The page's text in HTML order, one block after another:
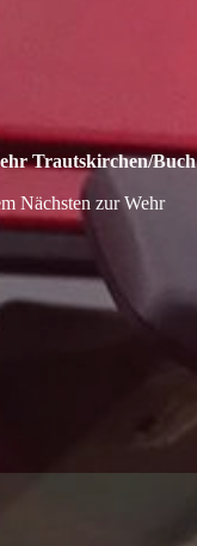
Trautskirchen/Buch
Nächsten zur Wehr